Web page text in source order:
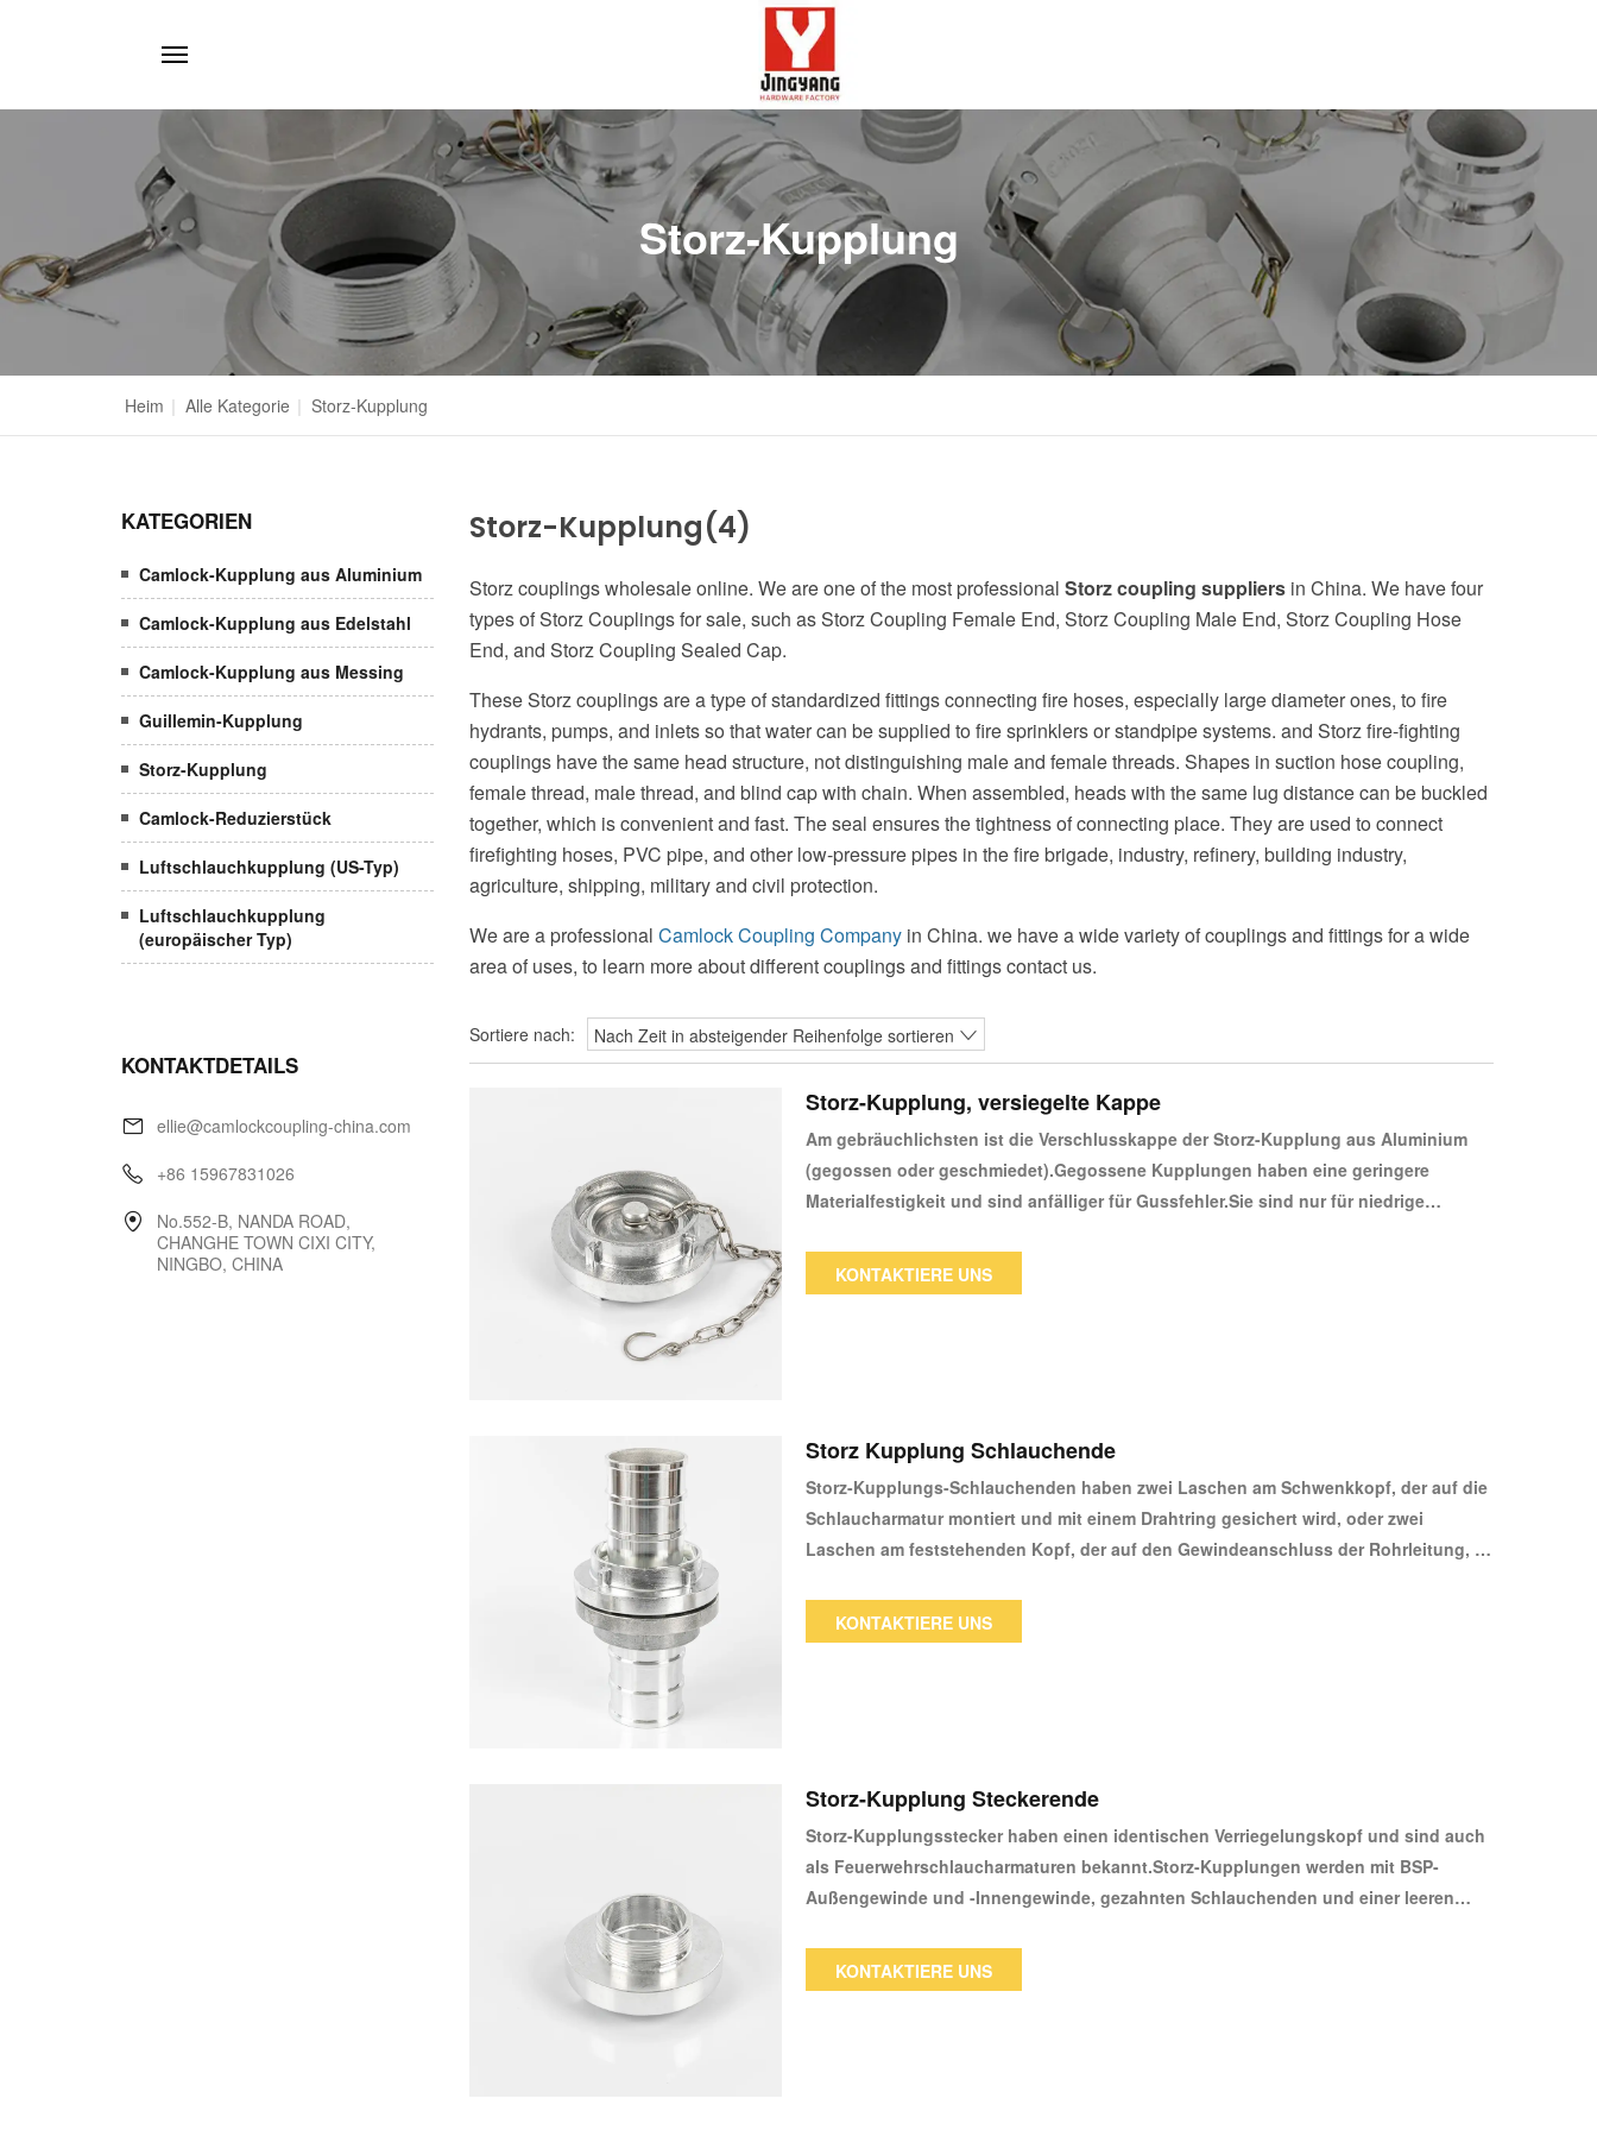
Storz-Kupplung
Heim | Alle Kategorie | Storz-Kupplung
KATEGORIEN
Camlock-Kupplung aus Aluminium
Camlock-Kupplung aus Edelstahl
Camlock-Kupplung aus Messing
Guillemin-Kupplung
Storz-Kupplung
Camlock-Reduzierstück
Luftschlauchkupplung (US-Typ)
Luftschlauchkupplung
(europäischer Typ)
KONTAKTDETAILS
ellie@camlockcoupling-china.com
+86 15967831026
No.552-B, NANDA ROAD,
CHANGHE TOWN CIXI CITY,
NINGBO, CHINA
Storz-Kupplung(4)
Storz couplings wholesale online. We are one of the most professional Storz coupling suppliersin China. We have four
types of Storz Couplings for sale, such as Storz Coupling Female End, Storz Coupling Male End, Storz Coupling Hose
End, and Storz Coupling Sealed Cap.
These Storz couplings are a type of standardized fittings connecting fire hoses, especially large diameter ones, to fire
hydrants, pumps, and inlets so that water can be supplied to fire sprinklers or standpipe systems. and Storz fire-fighting
couplings have the same head structure, not distinguishing male and female threads. Shapes in suction hose coupling,
female thread, male thread, and blind cap with chain. When assembled, heads with the same lug distance can be buckled
together, which is convenient and fast. The seal ensures the tightness of connecting place. They are used to connect
firefighting hoses, PVC pipe, and other low-pressure pipes in the fire brigade, industry, refinery, building industry,
agriculture, shipping, military and civil protection.
We are a professional Camlock Coupling Companyin China. we have a wide variety of couplings and fittings for a wide
area of uses, to learn more about different couplings and fittings contact us.
Sortiere nach: Nach Zeit in absteigender Reihenfolge sortieren
Storz-Kupplung, versiegelte Kappe
Am gebräuchlichsten ist die Verschlusskappe der Storz-Kupplung aus Aluminium
(gegossen oder geschmiedet).Gegossene Kupplungen haben eine geringere
Materialfestigkeit und sind anfälliger für Gussfehler.Sie sind nur für niedrige
liefern standardmäßig hochwertige geschmiedete Kupplungen mit Betriebsdrücken
bis zu 16 bar, haben aber auch günstigere Gusskupplungen auf Lager.
KONTAKTIERE UNS
Storz Kupplung Schlauchende
Storz-Kupplungs-Schlauchenden haben zwei Laschen am Schwenkkopf, der auf die
Schlaucharmatur montiert und mit einem Drahtring gesichert wird, oder zwei
Laschen am feststehenden Kopf, der auf den Gewindeanschluss der Rohrleitung, z.
verbinden, da zum Verbinden zweier Teile nur eine 1/4 Drehung erforderlich ist - das
ist ihr Hauptvorteil.Ein weiteres wichtiges Merkmal der Kupplungen ist ihre hohe,
KONTAKTIERE UNS
Storz-Kupplung Steckerende
Storz-Kupplungsstecker haben einen identischen Verriegelungskopf und sind auch
als Feuerwehrschlaucharmaturen bekannt.Storz-Kupplungen werden mit BSP-
Außengewinde und -Innengewinde, gezahnten Schlauchenden und einer leeren
KONTAKTIERE UNS